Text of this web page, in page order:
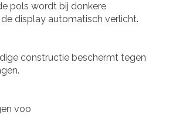
pols wordt bij donkere
display automatisch verlicht.
constructie beschermt tegen
voo